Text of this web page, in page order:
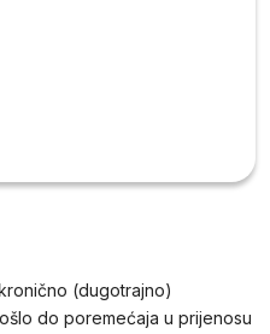
(dugotrajno)
do poremećaja u prijenosu